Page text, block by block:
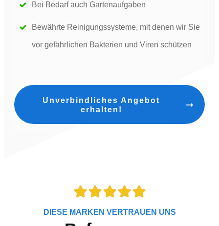
Bei Bedarf auch Gartenaufgaben
Bewährte Reinigungssysteme, mit denen wir Sie
vor gefährlichen Bakterien und Viren schützen
Unverbindliches Angebot
erhalten!
DIESE MARKEN VERTRAUEN UNS